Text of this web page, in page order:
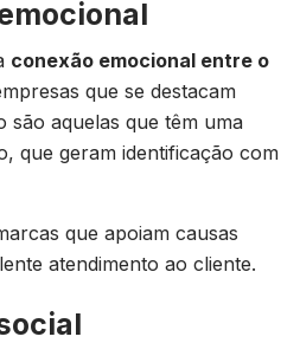
conexão emocional entre o
que se destacam
são aquelas que têm uma
que geram identificação com
que apoiam causas
atendimento ao cliente.